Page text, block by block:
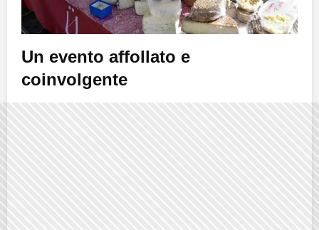
Un evento affollato e
coinvolgente